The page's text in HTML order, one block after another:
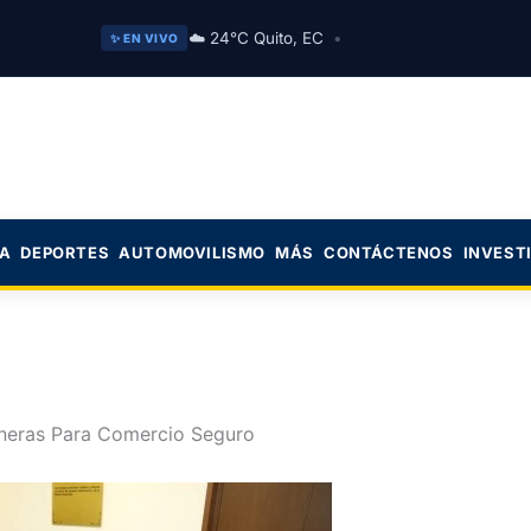
✨ EN VIVO ☁️ 24°C Quito, EC •
DEPORTES AUTOMOVILISMO MÁS CONTÁCTENOS
Para Comercio Seguro